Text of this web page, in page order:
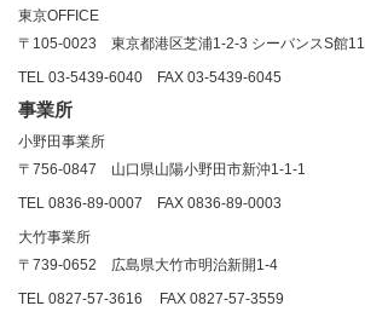
東京OFFICE
〒 105-0023 東京都港区芝浦1-2-3 シーバンスS館11
TEL 03-5439-6040 FAX 03-5439-6045
事業所
小野田事業所
〒756-0847 山口県山陽小野田市新沖1-1-1
TEL 0836-89-0007 FAX 0836-89-0003
大竹事業所
〒739-0652 広島県大竹市明治新開1-4
TEL 0827-57-3616
FAX 0827-57-3559